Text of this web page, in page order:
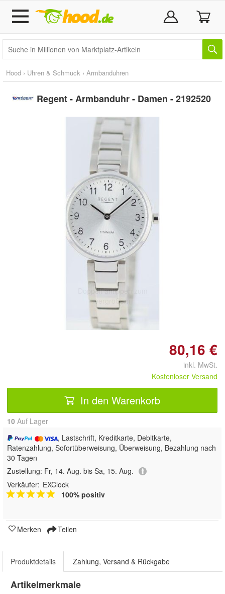
Hood › Uhren & Schmuck › Armbanduhren
Regent - Armbanduhr - Damen - 2192520
Doppelt antippen zum
vergrößern
80,16 €
inkl. MwSt.
Kostenloser Versand
In den Warenkorb
10 Auf Lager
, Lastschrift, Kreditkarte, Debitkarte,
Ratenzahlung, Sofortüberweisung, Überweisung, Bezahlung nach
30 Tagen
Zustellung: Fr, 14. Aug. bis Sa, 15. Aug.
Verkäufer: EXClock
100% positiv
Merken Teilen
Produktdetails Zahlung, Versand & Rückgabe
Artikelmerkmale